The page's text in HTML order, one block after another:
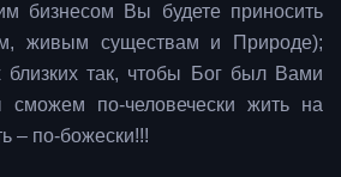
бизнесом Вы будете приносить
живым существам и Природе);
близких так, чтобы Бог был Вами
сможем по-человечески жить на
– по-божески!!!